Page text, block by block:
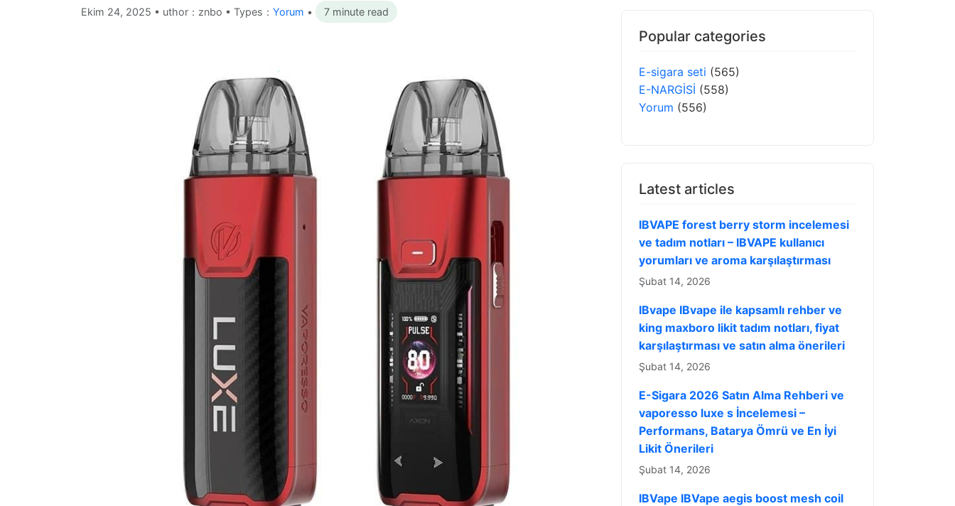
Ekim 24, 2025 • uthor：znbo • Types： Yorum • 7 minute read
Popular categories
E-sigara seti (565)
E-NARGİSİ (558)
Yorum (556)
Latest articles
IBVAPE forest berry storm incelemesi
ve tadım notları – IBVAPE kullanıcı
yorumları ve aroma karşılaştırması
Şubat 14, 2026
IBvape IBvape ile kapsamlı rehber ve
king maxboro likit tadım notları, fiyat
karşılaştırması ve satın alma önerileri
Şubat 14, 2026
E-Sigara 2026 Satın Alma Rehberi ve
vaporesso luxe s İncelemesi –
Performans, Batarya Ömrü ve En İyi
Likit Önerileri
Şubat 14, 2026
IBVape IBVape aegis boost mesh coil